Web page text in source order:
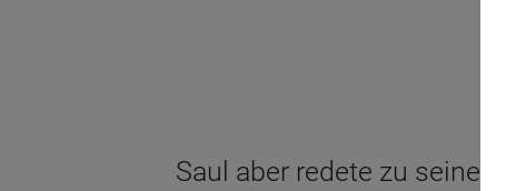
Saul aber redete zu